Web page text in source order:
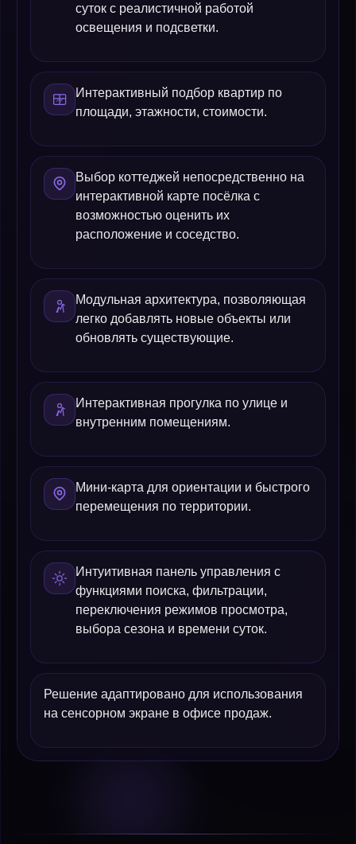
суток с реалистичной работой
освещения и подсветки.
Интерактивный подбор квартир по
площади, этажности, стоимости.
Выбор коттеджей непосредственно на
интерактивной карте посёлка с
возможностью оценить их
расположение и соседство.
Модульная архитектура, позволяющая
легко добавлять новые объекты или
обновлять существующие.
Интерактивная прогулка по улице и
внутренним помещениям.
Мини-карта для ориентации и быстрого
перемещения по территории.
Интуитивная панель управления с
функциями поиска, фильтрации,
переключения режимов просмотра,
выбора сезона и времени суток.
Решение адаптировано для использования
на сенсорном экране в офисе продаж.